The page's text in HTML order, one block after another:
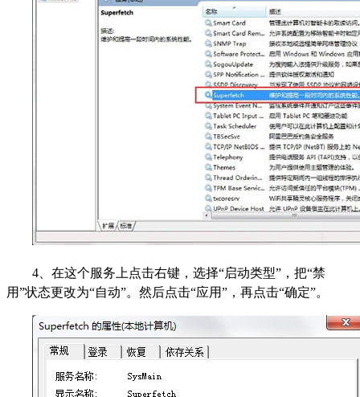
4、在这个服务上点击右键，选择“启动类型”，把“禁
用”状态更改为“自动”。然后点击“应用”，再点击“确定”。